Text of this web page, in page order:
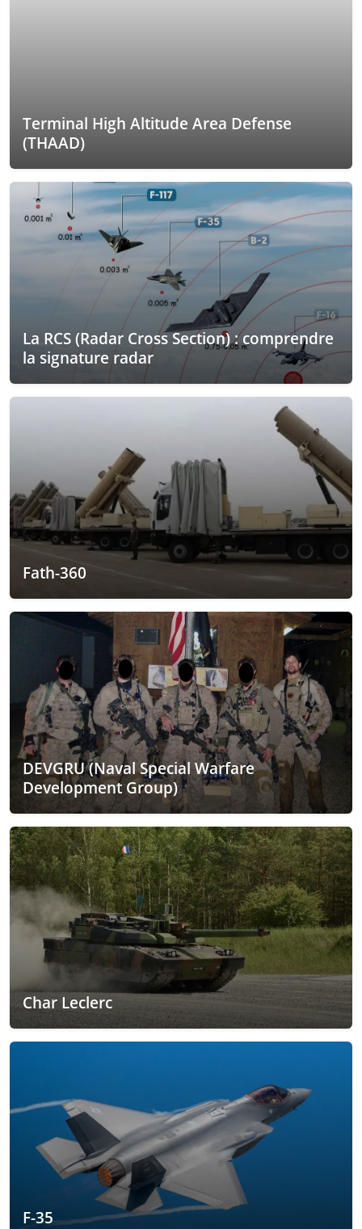
Terminal High Altitude Area Defense
(THAAD)
La RCS (Radar Cross Section) : comprendre
la signature radar
Fath-360
DEVGRU (Naval Special Warfare
Development Group)
Char Leclerc
F-35